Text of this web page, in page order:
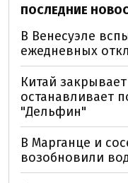
ПОСЛЕДНИЕ
В Венесуэле
ежедневных
Китай
останавливает
"Дельфин"
В Марганце и
возобновили